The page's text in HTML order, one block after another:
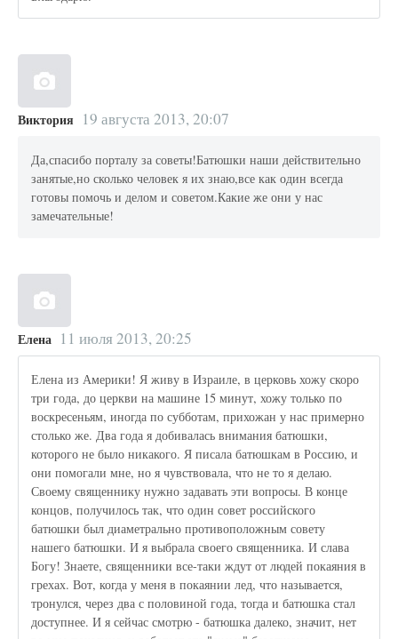
Виктория 19 августа 2013, 20:07
Да,спасибо порталу за советы!Батюшки наши действительно
занятые,но сколько человек я их знаю,все как один всегда
готовы помочь и делом и советом.Какие же они у нас
замечательные!
Елена 11 июля 2013, 20:25
Елена из Америки! Я живу в Израиле, в церковь хожу скоро
три года, до церкви на машине 15 минут, хожу только по
воскресеньям, иногда по субботам, прихожан у нас примерно
столько же. Два года я добивалась внимания батюшки,
которого не было никакого. Я писала батюшкам в Россию, и
они помогали мне, но я чувствовала, что не то я делаю.
Своему священнику нужно задавать эти вопросы. В конце
концов, получилось так, что один совет российского
батюшки был диаметрально противоположным совету
нашего батюшки. И я выбрала своего священника. И слава
Богу! Знаете, священники все-таки ждут от людей покаяния в
грехах. Вот, когда у меня в покаянии лед, что называется,
тронулся, через два с половиной года, тогда и батюшка стал
доступнее. И я сейчас смотрю - батюшка далеко, значит, нет